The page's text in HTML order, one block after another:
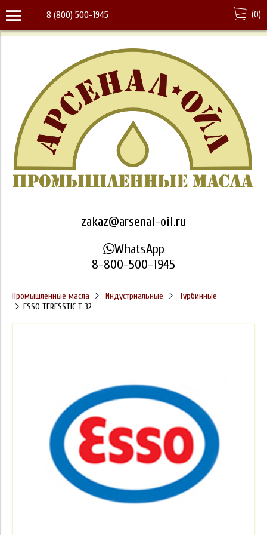
8 (800) 500-1945 (0)
zakaz@arsenal-oil.ru
WhatsApp
8-800-500-1945
Промышленные масла Индустриальные
Турбинные
ESSO TERESSTIC T 32